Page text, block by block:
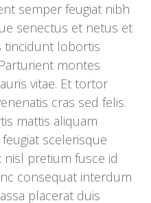
semper feugiat nibh
senectus et netus et
tincidunt lobortis
montes
vitae. Et tortor
cras sed felis.
mattis aliquam
scelerisque
nisl pretium fusce id
consequat interdum
placerat duis